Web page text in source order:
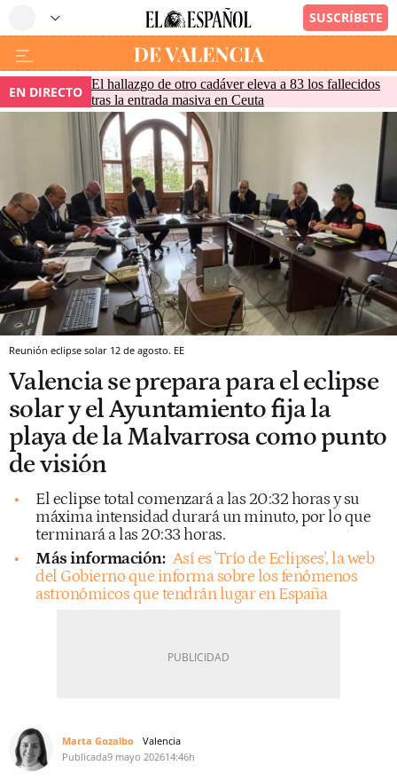
EN DIRECTO El hallazgo de otro cadáver eleva a 83 los fallecidos
tras la entrada masiva en Ceuta
Reunión eclipse solar 12 de agosto. EE
Valencia se prepara para el eclipse
solar y el Ayuntamiento fija la
playa de la Malvarrosa como punto
de visión
El eclipse total comenzará a las 20:32 horas y su
máxima intensidad durará un minuto, por lo que
terminará a las 20:33 horas.
Más información: Así es 'Trío de Eclipses', la web
del Gobierno que informa sobre los fenómenos
astronómicos que tendrán lugar en España
Marta Gozalbo
Valencia
Publicada9 mayo 202614:46h